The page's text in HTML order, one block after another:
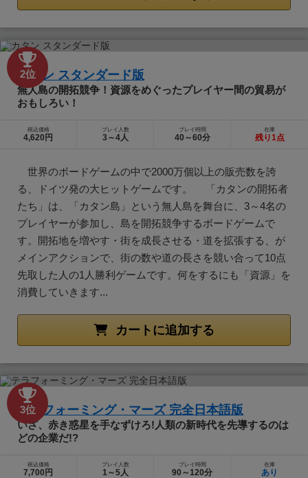
2位
カタン スタンダード版
無人島の開拓競争！資源をめぐったプレイヤー間の貿易が
おもしろい！
税込価格
4,620円
プレイ人数
3～4人
プレイ時間
40～60分
在庫
残り1点
世界のボードゲームの中で2000万個以上の販売数を誇
る、ドイツ発の大ヒットゲームです。 「カタンの開拓者
たち」は、「カタン島」という無人島を舞台に、3～4名の
プレイヤーが参加し、島を開拓競争するボードゲームで
す。開拓地を増やす・街を成長させる・道を拡張する、が
メインアクションで、街の数や道の長さを競い合って10点
先取した人の1人勝利ゲームです。何をするにも「資源」を
消費していきます...
カートに追加する
3位
テラフォーミング・マーズ 完全日本語版
いざ、赤き惑星を手なずけろ!人類の新時代を先導するのは
どの企業だ!?
税込価格
7,700円
プレイ人数
1～5人
プレイ時間
90～120分
在庫
あり